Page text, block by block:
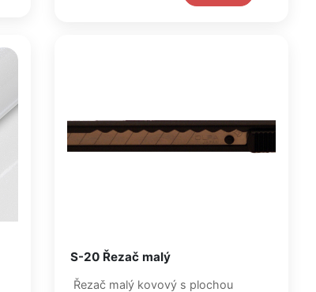
S-20 Řezač malý
Řezač malý kovový s plochou